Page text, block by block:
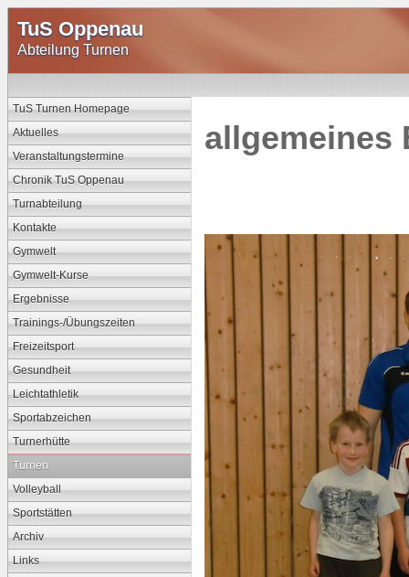
TuS Oppenau
Abteilung Turnen
TuS Turnen Homepage
Aktuelles
Veranstaltungstermine
Chronik TuS Oppenau
Turnabteilung
Kontakte
Gymwelt
Gymwelt-Kurse
Ergebnisse
Trainings-/Übungszeiten
Freizeitsport
Gesundheit
Leichtathletik
Sportabzeichen
Turnerhütte
Turnen
Volleyball
Sportstätten
Archiv
Links
allgemeines